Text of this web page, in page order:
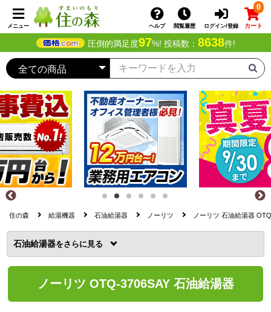
メニュー ヘルプ 閲覧履歴 ログイン/登録
0
カート
圧倒的満足度97%! 投稿数： 8638件!
住の森 給湯機器 石油給湯器 ノーリツ ノーリツ 石油給湯器
石油給湯器を
ノーリツ OTQ-3706SAY 石油給湯器